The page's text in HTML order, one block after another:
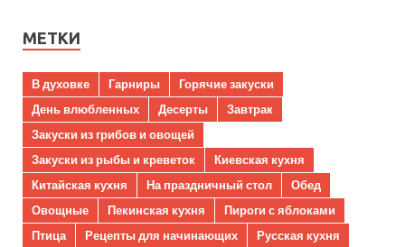
МЕТКИ
В духовке Гарниры
Горячие закуски
День влюбленных
Десерты
Завтрак
Закуски из грибов и овощей
Закуски из рыбы и креветок
Киевская кухня
Китайская кухня
На праздничный стол
Обед
Овощные
Пекинская кухня
Пироги с яблоками
Птица
Рецепты для начинающих
Русская кухня